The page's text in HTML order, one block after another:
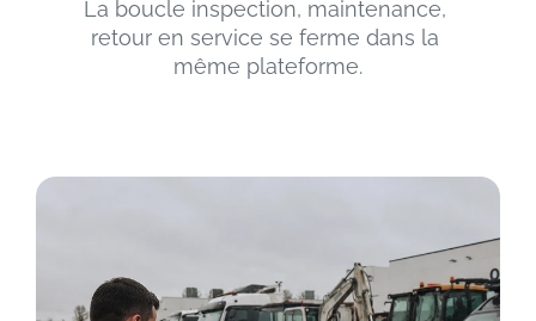
La boucle inspection, maintenance,
retour en service se ferme dans la
même plateforme.